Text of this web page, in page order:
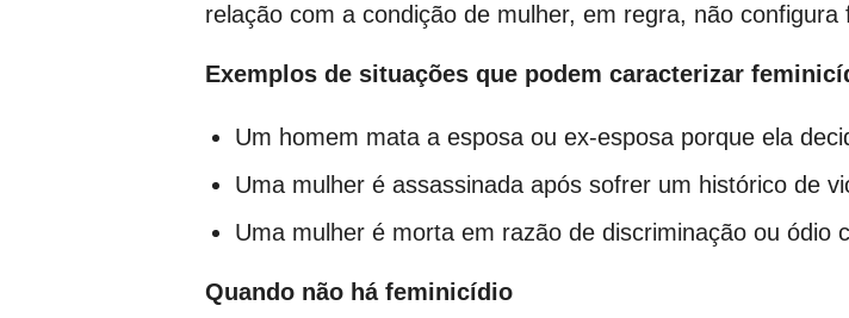
relação com a condição de mulher, em regra, não configura
Exemplos de situações que podem caracterizar
Um homem mata a esposa ou ex-esposa porque ela
Uma mulher é assassinada após sofrer um histórico de
Uma mulher é morta em razão de discriminação ou ódio
Quando não há feminicídio